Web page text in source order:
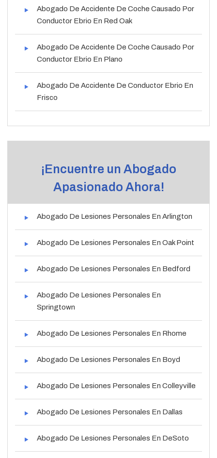
Abogado De Accidente De Coche Causado Por
Conductor Ebrio En Red Oak
Abogado De Accidente De Coche Causado Por
Conductor Ebrio En Plano
Abogado De Accidente De Conductor Ebrio En
Frisco
¡Encuentre un Abogado
Apasionado Ahora!
Abogado De Lesiones Personales En Arlington
Abogado De Lesiones Personales En Oak Point
Abogado De Lesiones Personales En Bedford
Abogado De Lesiones Personales En
Springtown
Abogado De Lesiones Personales En Rhome
Abogado De Lesiones Personales En Boyd
Abogado De Lesiones Personales En Colleyville
Abogado De Lesiones Personales En Dallas
Abogado De Lesiones Personales En DeSoto